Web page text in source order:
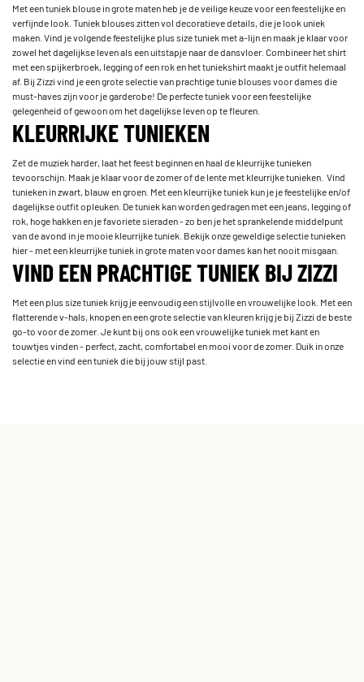
Met een tuniek blouse in grote maten heb je de veilige keuze voor een feestelijke en
verfijnde look. Tuniek blouses zitten vol decoratieve details, die je look uniek
maken. Vind je volgende feestelijke plus size tuniek met a-lijn en maak je klaar voor
zowel het dagelijkse leven als een uitstapje naar de dansvloer. Combineer het shirt
met een spijkerbroek, legging of een rok en het tuniekshirt maakt je outfit helemaal
af. Bij Zizzi vind je een grote selectie van prachtige tunie blouses voor dames die
must-haves zijn voor je garderobe! De perfecte tuniek voor een feestelijke
gelegenheid of gewoon om het dagelijkse leven op te fleuren.
KLEURRIJKE TUNIEKEN
Zet de muziek harder, laat het feest beginnen en haal de kleurrijke tunieken
tevoorschijn. Maak je klaar voor de zomer of de lente met kleurrijke tunieken. Vind
tunieken in zwart, blauw en groen. Met een kleurrijke tuniek kun je je feestelijke en/of
dagelijkse outfit opleuken. De tuniek kan worden gedragen met een jeans, legging of
rok, hoge hakken en je favoriete sieraden - zo ben je het sprankelende middelpunt
van de avond in je mooie kleurrijke tuniek. Bekijk onze geweldige selectie tunieken
hier - met een kleurrijke tuniek in grote maten voor dames kan het nooit misgaan.
VIND EEN PRACHTIGE TUNIEK BIJ ZIZZI
Met een plus size tuniek krijg je eenvoudig een stijlvolle en vrouwelijke look. Met een
flatterende v-hals, knopen en een grote selectie van kleuren krijg je bij Zizzi de beste
go-to voor de zomer. Je kunt bij ons ook een vrouwelijke tuniek met kant en
touwtjes vinden - perfect, zacht, comfortabel en mooi voor de zomer. Duik in onze
selectie en vind een tuniek die bij jouw stijl past.